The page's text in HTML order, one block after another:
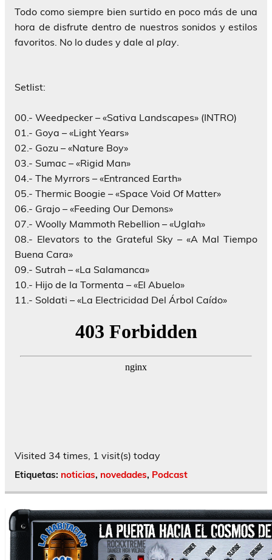
Todo como siempre bien surtido en poco más de una
hora de disfrute dentro de nuestros sonidos y estilos
favoritos. No lo dudes y dale al play.
Setlist:
00.- Weedpecker – «Sativa Landscapes» (INTRO)
01.- Goya – «Light Years»
02.- Gozu – «Nature Boy»
03.- Sumac – «Rigid Man»
04.- The Myrrors – «Entranced Earth»
05.- Thermic Boogie – «Space Void Of Matter»
06.- Grajo – «Feeding Our Demons»
07.- Woolly Mammoth Rebellion – «Uglah»
08.- Elevators to the Grateful Sky – «A Mal Tiempo
Buena Cara»
09.- Sutrah – «La Salamanca»
10.- Hijo de la Tormenta – «El Abuelo»
11.- Soldati – «La Electricidad Del Árbol Caído»
Visited 34 times, 1 visit(s) today
Etiquetas: noticias, novedades, Podcast